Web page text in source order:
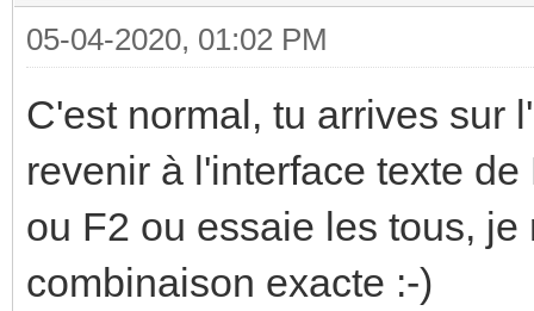
05-04-2020, 01:02 PM
C'est normal, tu arrives sur
revenir à l'interface texte
ou F2 ou essaie les tous,
combinaison exacte :-)